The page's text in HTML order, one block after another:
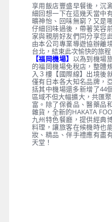
享用飯店豐盛早餐後，沉
細回想一下在這幾天當中
曠神怡、回味無窮？又是
仔細回味過後，帶著笑容
家與親朋好友們同分享您
由本公司專業導遊協辦離
台北，結束此次愉快的旅程
【福岡機場】 以為到機場
的福岡機場免稅店，整體
入３樓【國際線】出境後
僅有日本各大知名品牌，
括其中機場還多新增了44
區域不但大幅擴大，共匯
富。除了保養品、醫藥品
雜貨，全新的HAKATA
九州特色餐廳，提供經典
料理，讓旅客在候機時也
妝、精品、伴手禮應有盡
天堂！